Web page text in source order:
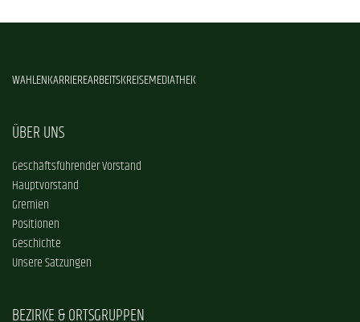
WAHLENKARRIEREARBEITSKREISEMEDIATHEK
ÜBER UNS
Geschäftsführender Vorstand
Hauptvorstand
Gremien
Positionen
Geschichte
Unsere Satzungen
BEZIRKE & ORTSGRUPPEN